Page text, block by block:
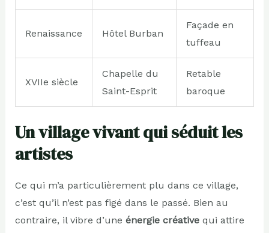
Renaissance Hôtel Burban
Façade en
tuffeau
XVIIe siècle
Chapelle du
Saint-Esprit
Retable
baroque
Un village vivant qui séduit les
artistes
Ce qui m’a particulièrement plu dans ce village,
c’est qu’il n’est pas figé dans le passé. Bien au
contraire, il vibre d’une énergie créativequi attire